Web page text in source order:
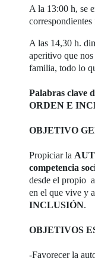
A la 13:00 h, se
A las 14,30 h.
aperitivo que
familia, todo lo
Palabras clave
ORDEN E
OBJETIVO
Propiciar la
competencia
desde el propio
en el que vive y
INCLUSIÓN.
OBJETIVOS
-Favorecer la